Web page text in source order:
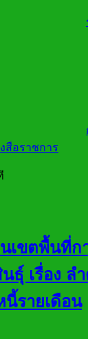
สือราชการ
เขตพื้นที่ก
ธุ์ เรื่อง ล
นี้รายเดือน